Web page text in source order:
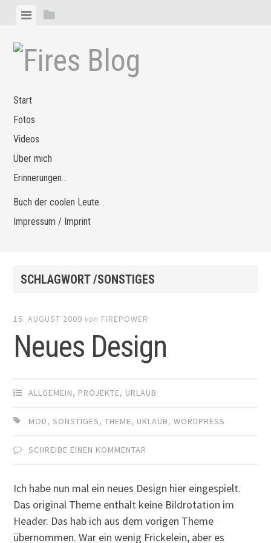
Zum
springen
MenüSeitenleiste
Start
Fotos
Videos
Über mich
Erinnerungen…
Buch der coolen Leute
Impressum / Imprint
SCHLAGWORT /SONSTIGES
15. AUGUST 2009 von FIREPOWER
Neues Design
ALLGEMEIN, PROJEKTE, URLAUB
MOD,SONSTIGES,THEME, URLAUB,WORDPRESS
SCHREIBE EINEN KOMMENTAR
Ich habe nun mal ein neues Design hier eingespielt.
Das original Theme enthält keine Bildrotation im
Header. Das hab ich aus dem vorigen Theme
übernommen. War ein wenig Frickelein, aber es